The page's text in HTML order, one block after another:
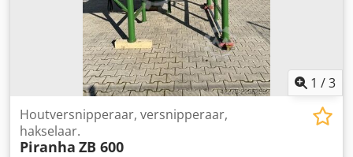
de versnellingsbak 2e messenrij Logspacer (vrij snijdende
trechter) Aanvoergeleider op de schuif Beschikbaarheid:
op korte termijn Locatie: Solingen
1 /3
Houtversnipperaar, versnipperaar,
hakselaar.
Piranha ZB 600